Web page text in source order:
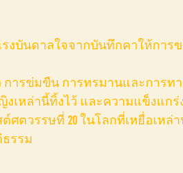
ด้แรงบันดาลใจจากบันทึกคาให้ก
การข่มขืน การทรมานและการท
เหล่านี้ทิ้งไว้ และความแข็งแก
ศตวรรษที่ 20 ในโลกที่เหยื่อเหล่
รรม